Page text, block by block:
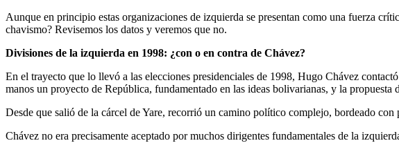
Aunque en principio estas organizaciones de izquierda se presentan como una fuerza
chavismo? Revisemos los datos y veremos que no.
Divisiones de la izquierda en 1998: ¿con o en contra de Chávez?
En el trayecto que lo llevó a las elecciones presidenciales de 1998, Hugo Chávez
manos un proyecto de República, fundamentado en las ideas bolivarianas, y la
Desde que salió de la cárcel de Yare, recorrió un camino político complejo, bordeado
Chávez no era precisamente aceptado por muchos dirigentes fundamentales de la